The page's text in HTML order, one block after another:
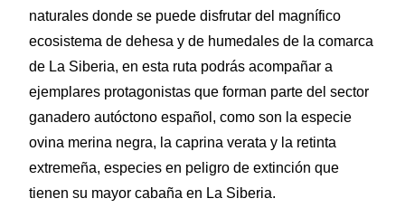
naturales donde se puede disfrutar del magnífico
ecosistema de dehesa y de humedales de la comarca
de La Siberia, en esta ruta podrás acompañar a
ejemplares protagonistas que forman parte del sector
ganadero autóctono español, como son la especie
ovina merina negra, la caprina verata y la retinta
extremeña, especies en peligro de extinción que
tienen su mayor cabaña en La Siberia.